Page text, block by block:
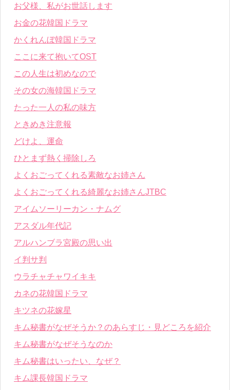
お父様、私がお世話します
お金の花韓国ドラマ
かくれんぼ韓国ドラマ
ここに来て抱いてOST
この人生は初めなので
その女の海韓国ドラマ
たった一人の私の味方
ときめき注意報
どけよ、運命
ひとまず熱く掃除しろ
よくおごってくれる素敵なお姉さん
よくおごってくれる綺麗なお姉さんJTBC
アイムソーリーカン・ナムグ
アスダル年代記
アルハンブラ宮殿の思い出
イ判サ判
ウラチャチャワイキキ
カネの花韓国ドラマ
キツネの花嫁星
キム秘書がなぜそうか？のあらすじ・見どころを紹介
キム秘書がなぜそうなのか
キム秘書はいったい、なぜ？
キム課長韓国ドラマ